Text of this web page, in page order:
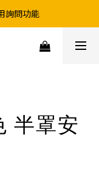
運優惠
詢問功能
詢問庫存
半罩安